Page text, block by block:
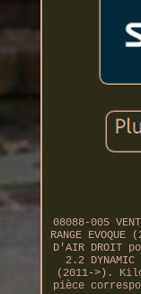
08088-005
RANGE
D'AIR DROIT
2.2 DYNAMIC
(2011->).
pièce